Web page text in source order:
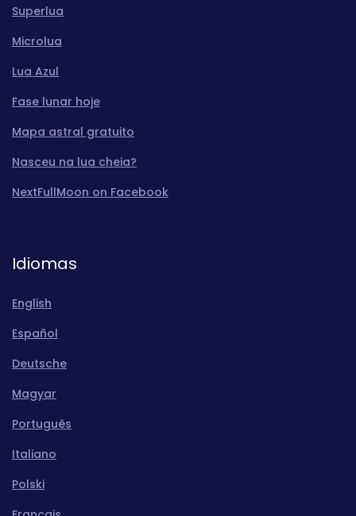
Superlua
Microlua
Lua Azul
Fase lunar hoje
Mapa astral gratuito
Nasceu na lua cheia?
NextFullMoon on Facebook
Idiomas
English
Español
Deutsche
Magyar
Português
Italiano
Polski